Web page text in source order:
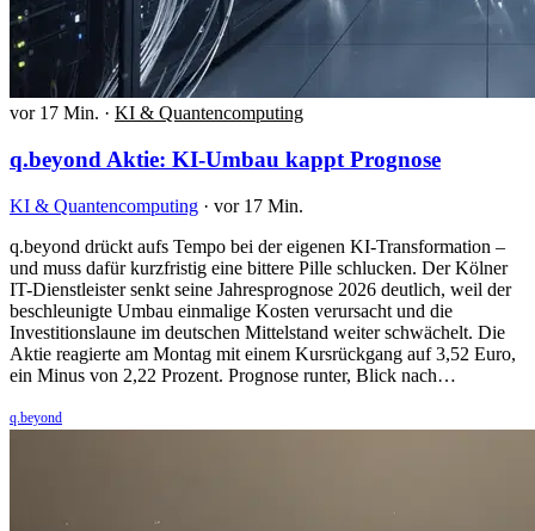
vor 17 Min. · KI & Quantencomputing
q.beyond Aktie: KI-Umbau kappt Prognose
KI & Quantencomputing · vor 17 Min.
q.beyond drückt aufs Tempo bei der eigenen KI-Transformation –
und muss dafür kurzfristig eine bittere Pille schlucken. Der Kölner
IT-Dienstleister senkt seine Jahresprognose 2026 deutlich, weil der
beschleunigte Umbau einmalige Kosten verursacht und die
Investitionslaune im deutschen Mittelstand weiter schwächelt. Die
Aktie reagierte am Montag mit einem Kursrückgang auf 3,52 Euro,
ein Minus von 2,22 Prozent. Prognose runter, Blick nach…
q.beyond